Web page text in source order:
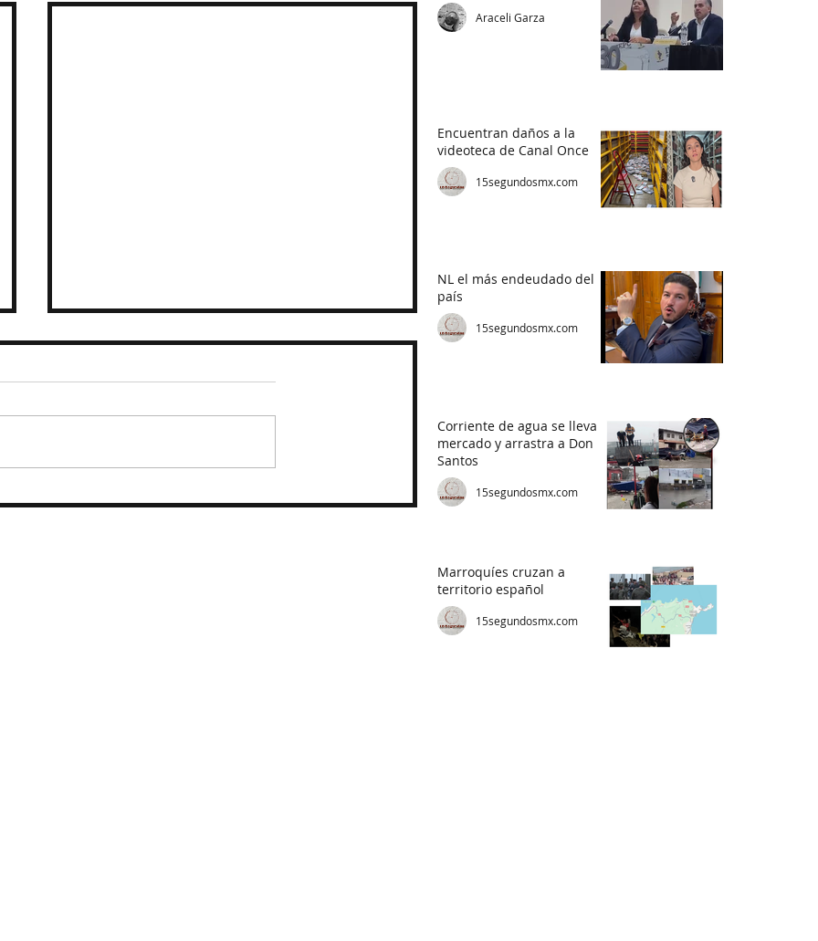
Araceli Garza
Encuentran daños a la
videoteca de Canal Once
15segundosmx.com
NL el más endeudado del
país
15segundosmx.com
Corriente de agua se lleva
mercado y arrastra a Don
Santos
15segundosmx.com
Marroquíes cruzan a
territorio español
15segundosmx.com